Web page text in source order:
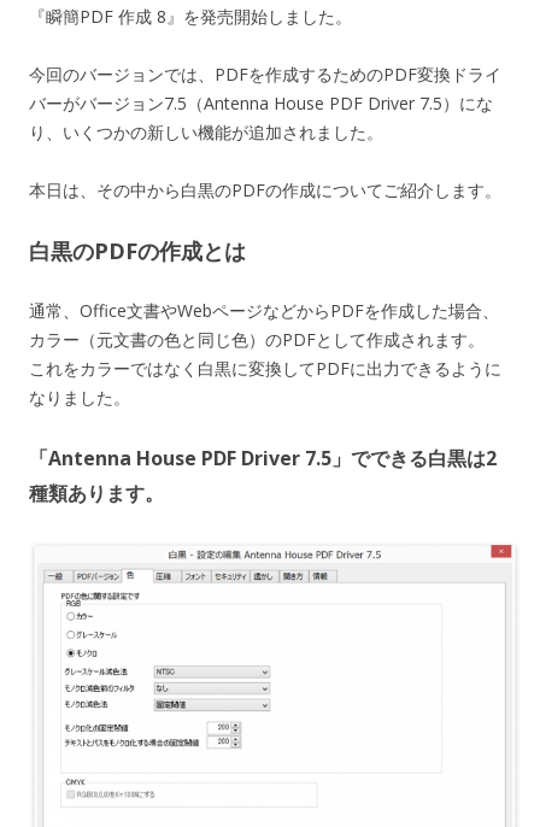
『瞬簡PDF 作成 8』を発売開始しました。
今回のバージョンでは、PDFを作成するためのPDF変換ドライ
バーがバージョン7.5（Antenna House PDF Driver 7.5）にな
り、いくつかの新しい機能が追加されました。
本日は、その中から白黒のPDFの作成についてご紹介します。
白黒のPDFの作成とは
通常、Office文書やWebページなどからPDFを作成した場合、
カラー（元文書の色と同じ色）のPDFとして作成されます。
これをカラーではなく白黒に変換してPDFに出力できるように
なりました。
「Antenna House PDF Driver 7.5」でできる白黒は2
種類あります。